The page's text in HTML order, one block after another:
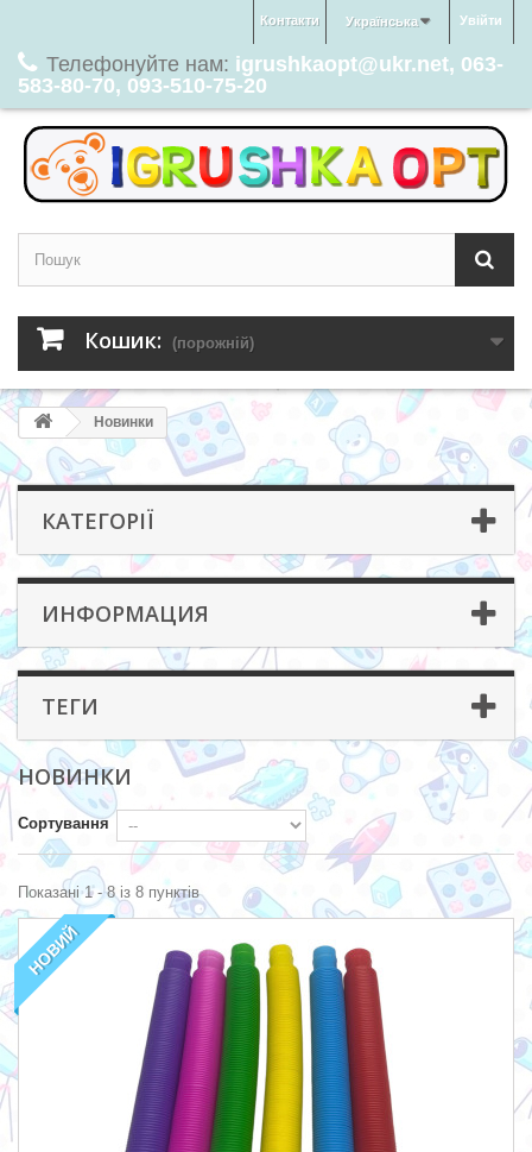
Увійти
Українська
Контакти
Телефонуйте нам: igrushkaopt@ukr.net, 063-
583-80-70, 093-510-75-20
Кошик: (порожній)
Новинки
КАТЕГОРІЇ
ИНФОРМАЦИЯ
ТЕГИ
НОВИНКИ
Сортування
Показані 1 - 8 із 8 пунктів
НОВИЙ